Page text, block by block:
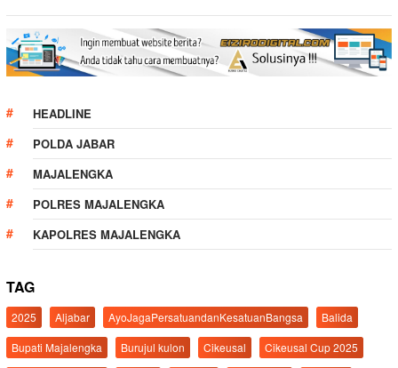
HEADLINE
POLDA JABAR
MAJALENGKA
POLRES MAJALENGKA
KAPOLRES MAJALENGKA
TAG
2025 Aljabar AyoJagaPersatuandanKesatuanBangsa
Balida
Bupati Majalengka
Burujul kulon Cikeusal
Cikeusal Cup 2025